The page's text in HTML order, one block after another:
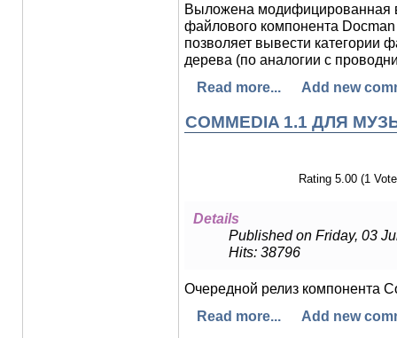
Выложена модифицированная
файлового компонента
позволяет вывести категории
дерева (по аналогии с
Read more...
Add new
COMMEDIA 1.1 ДЛЯ
Rating 5.00 (1
Details
Published on Friday, 03
Hits: 38796
Очередной релиз компонента
Read more...
Add new